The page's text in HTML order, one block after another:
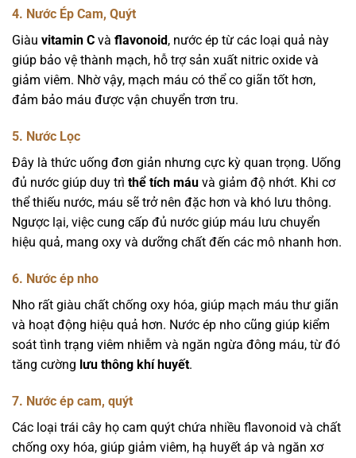
4. Nước Ép Cam, Quýt
Giàu vitamin C và flavonoid, nước ép từ các loại quả này
giúp bảo vệ thành mạch, hỗ trợ sản xuất nitric oxide và
giảm viêm. Nhờ vậy, mạch máu có thể co giãn tốt hơn,
đảm bảo máu được vận chuyển trơn tru.
5. Nước Lọc
Đây là thức uống đơn giản nhưng cực kỳ quan trọng. Uống
đủ nước giúp duy trì thể tích máu và giảm độ nhớt. Khi cơ
thể thiếu nước, máu sẽ trở nên đặc hơn và khó lưu thông.
Ngược lại, việc cung cấp đủ nước giúp máu lưu chuyển
hiệu quả, mang oxy và dưỡng chất đến các mô nhanh hơn.
6. Nước ép nho
Nho rất giàu chất chống oxy hóa, giúp mạch máu thư giãn
và hoạt động hiệu quả hơn. Nước ép nho cũng giúp kiểm
soát tình trạng viêm nhiễm và ngăn ngừa đông máu, từ đó
tăng cường lưu thông khí huyết.
7. Nước ép cam, quýt
Các loại trái cây họ cam quýt chứa nhiều flavonoid và chất
chống oxy hóa, giúp giảm viêm, hạ huyết áp và ngăn xơ